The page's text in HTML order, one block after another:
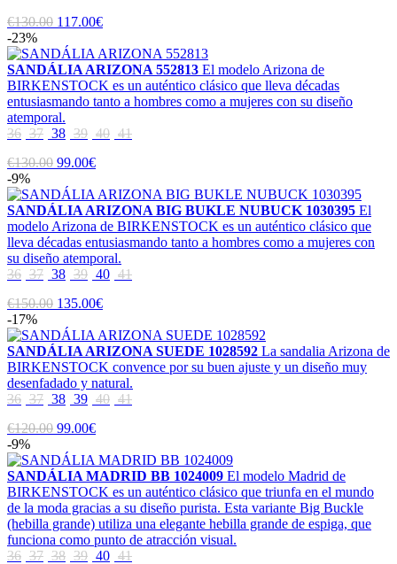
€130.00 117.00€
-23%
SANDÁLIA ARIZONA 552813 El modelo Arizona de
BIRKENSTOCK es un auténtico clásico que lleva décadas
entusiasmando tanto a hombres como a mujeres con su diseño
atemporal.
36 37 38 39 40 41
€130.00 99.00€
-9%
SANDÁLIA ARIZONA BIG BUKLE NUBUCK 1030395 El
modelo Arizona de BIRKENSTOCK es un auténtico clásico que
lleva décadas entusiasmando tanto a hombres como a mujeres con
su diseño atemporal.
36 37 38 39 40 41
€150.00 135.00€
-17%
SANDÁLIA ARIZONA SUEDE 1028592 La sandalia Arizona de
BIRKENSTOCK convence por su buen ajuste y un diseño muy
desenfadado y natural.
36 37 38 39 40 41
€120.00 99.00€
-9%
SANDÁLIA MADRID BB 1024009 El modelo Madrid de
BIRKENSTOCK es un auténtico clásico que triunfa en el mundo
de la moda gracias a su diseño purista. Esta variante Big Buckle
(hebilla grande) utiliza una elegante hebilla grande de espiga, que
funciona como punto de atracción visual.
36 37 38 39 40 41